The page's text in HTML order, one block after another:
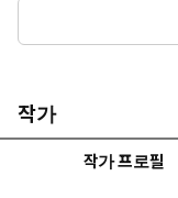
아이들에게 지난 세대
서는 굳이 이야기할
할 때 어떻게 이야기
작가
작가 프로필